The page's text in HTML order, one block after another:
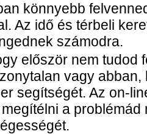
könnyebb
Az idő és térbeli
számodra.
először nem tudod
vagy
segítségét. Az on-
a problémád